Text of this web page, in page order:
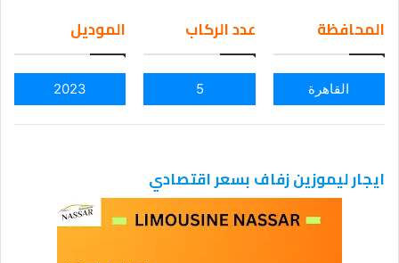
ail
المحافظة
القاهرة
عدد الركاب
5
الموديل
2023
ايجار ليموزين زفاف بسعر اقتصادي